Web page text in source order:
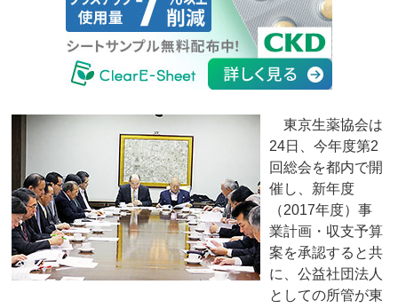
東京生薬協会は
24日、今年度第2
回総会を都内で開
催し、新年度
（2017年度）事
業計画・収支予算
案を承認すると共
に、公益社団法人
としての所管が東